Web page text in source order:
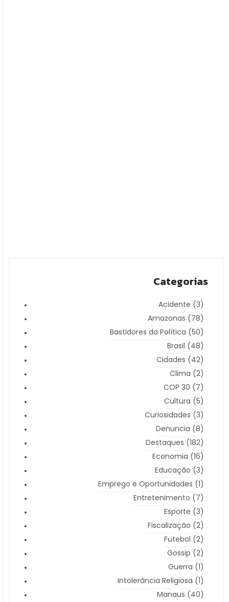
Categorias
Acidente (3)
Amazonas (78)
Bastidores da Política (50)
Brasil (48)
Cidades (42)
Clima (2)
COP 30 (7)
Cultura (5)
Curiosidades (3)
Denuncia (8)
Destaques (182)
Economia (16)
Educação (3)
Emprego e Oportunidades (1)
Entretenimento (7)
Esporte (3)
Fiscalização (2)
Futebol (2)
Gossip (2)
Guerra (1)
Intolerância Religiosa (1)
Manaus (40)